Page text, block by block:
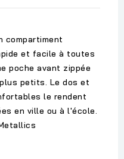
compartiment
et facile à toutes
poche avant zippée
petits. Le dos et
le rendent
en ville ou à l'école.